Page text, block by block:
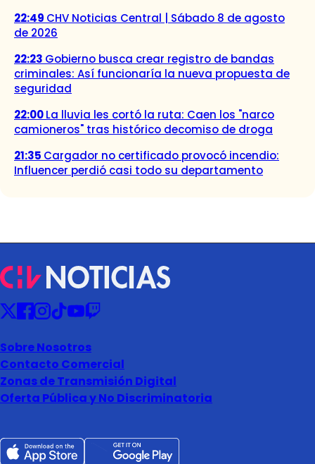
22:49 CHV Noticias Central | Sábado 8 de agosto
de 2026
22:23 Gobierno busca crear registro de bandas
criminales: Así funcionaría la nueva propuesta de
seguridad
22:00La lluvia les cortó la ruta: Caen los "narco
camioneros" tras histórico decomiso de droga
21:35 Cargador no certificado provocó incendio:
Influencer perdió casi todo su departamento
Sobre Nosotros
Contacto Comercial
Zonas de Transmisión Digital
Oferta Pública y No Discriminatoria